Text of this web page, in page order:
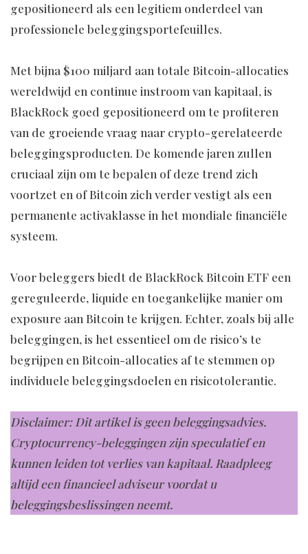
gepositioneerd als een legitiem onderdeel van
professionele beleggingsportefeuilles.
Met bijna $100 miljard aan totale Bitcoin-allocaties
wereldwijd en continue instroom van kapitaal, is
BlackRock goed gepositioneerd om te profiteren
van de groeiende vraag naar crypto-gerelateerde
beleggingsproducten. De komende jaren zullen
cruciaal zijn om te bepalen of deze trend zich
voortzet en of Bitcoin zich verder vestigt als een
permanente activaklasse in het mondiale financiële
systeem.
Voor beleggers biedt de BlackRock Bitcoin ETF een
gereguleerde, liquide en toegankelijke manier om
exposure aan Bitcoin te krijgen. Echter, zoals bij alle
beleggingen, is het essentieel om de risico’s te
begrijpen en Bitcoin-allocaties af te stemmen op
individuele beleggingsdoelen en risicotolerantie.
Disclaimer: Dit artikel is geen beleggingsadvies.
Cryptocurrency-beleggingen zijn speculatief en
kunnen leiden tot verlies van kapitaal. Raadpleeg
altijd een financieel adviseur voordat u
beleggingsbeslissingen neemt.